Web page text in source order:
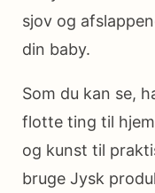
sjov og
din baby.
Som du kan se,
flotte ting til
og kunst til
bruge Jysk